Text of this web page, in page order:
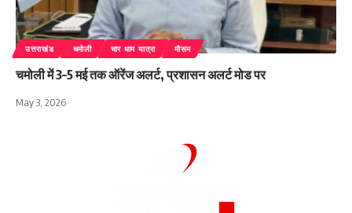
उत्तराखंड चमोली चार धाम यात्रा मौसम
चमोली में 3–5 मई तक ऑरेंज अलर्ट, प्रशासन अलर्ट मोड पर
May 3, 2026